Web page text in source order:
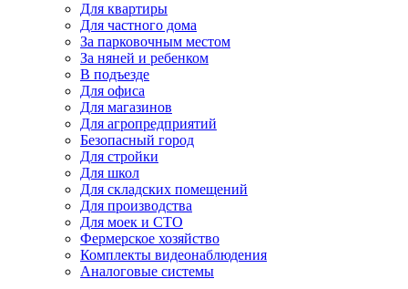
Для квартиры
Для частного дома
За парковочным местом
За няней и ребенком
В подъезде
Для офиса
Для магазинов
Для агропредприятий
Безопасный город
Для стройки
Для школ
Для складских помещений
Для производства
Для моек и СТО
Фермерское хозяйство
Комплекты видеонаблюдения
Аналоговые системы